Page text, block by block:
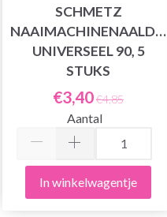
SCHMETZ
NAAIMACHINENAALDEN
UNIVERSEEL 90, 5
STUKS
€3,40€4,85
Aantal
In winkelwagentje